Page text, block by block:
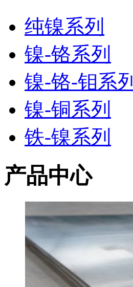
纯镍系列
镍-铬系列
镍-铬-钼系列
镍-铜系列
铁-镍系列
产品中心